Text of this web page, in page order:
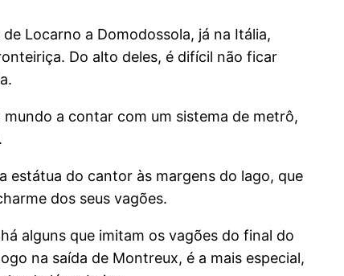
Locarno a Domodossola, já na Itália,
Do alto deles, é difícil não ficar
a contar com um sistema de metrô,
estátua do cantor às margens do lago, que
dos seus vagões.
alguns que imitam os vagões do final do
na saída de Montreux, é a mais especial,